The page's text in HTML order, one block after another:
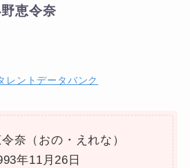
恵令奈
レントデータバンク
奈（おの・えれな）
年11月26日